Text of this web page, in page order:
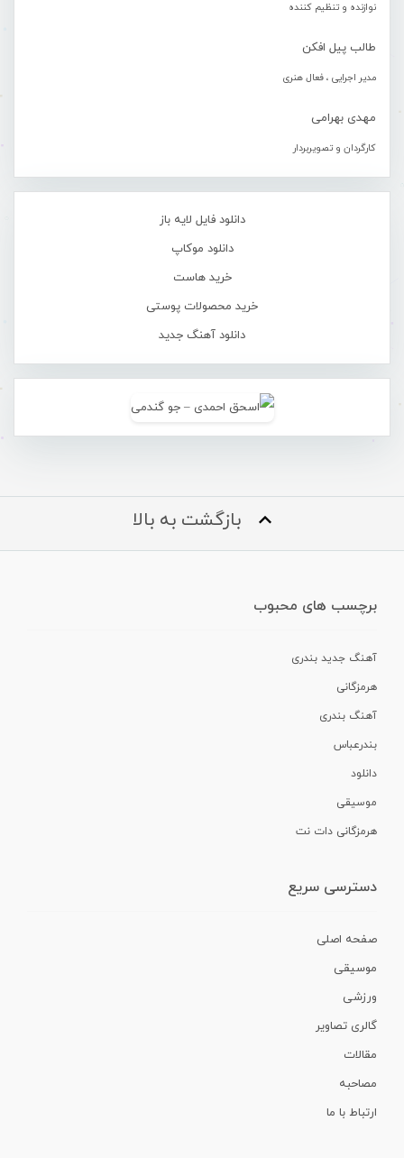
نوازنده و تنظیم کننده
طالب پیل افکن
مدیر اجرایی ، فعال هنری
مهدی بهرامی
کارگردان و تصویربردار
دانلود فایل لایه باز
دانلود موکاپ
خرید هاست
خرید محصولات پوستی
دانلود آهنگ جدید
بازگشت به بالا
برچسب های محبوب
آهنگ جدید بندری
هرمزگانی
آهنگ بندری
بندرعباس
دانلود
موسیقی
هرمزگانی دات نت
دسترسی سریع
صفحه اصلی
موسیقی
ورزشی
گالری تصاویر
مقالات
مصاحبه
ارتباط با ما